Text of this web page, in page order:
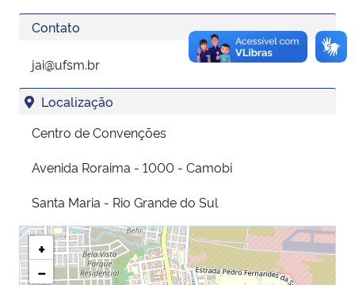
Contato
jai@ufsm.br
Localização
Centro de Convenções
Avenida Roraima - 1000 - Camobi
Santa Maria - Rio Grande do Sul
+
−